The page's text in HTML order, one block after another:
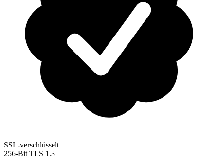
SSL-verschlüsselt
256-Bit TLS 1.3